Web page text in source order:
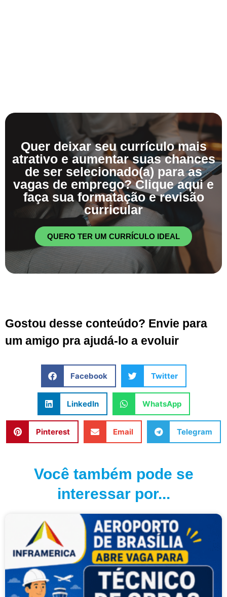
Quer deixar seu currículo mais
atrativo e aumentar suas chances
de ser selecionado(a) para as
vagas de emprego? Clique aqui e
faça sua formatação e revisão
curricular
QUERO TER UM CURRÍCULO IDEAL
Gostou desse conteúdo? Envie para
um amigo pra ajudá-lo a evoluir
Facebook Twitter
LinkedIn WhatsApp
Pinterest Email Telegram
Você também pode se
interessar por...